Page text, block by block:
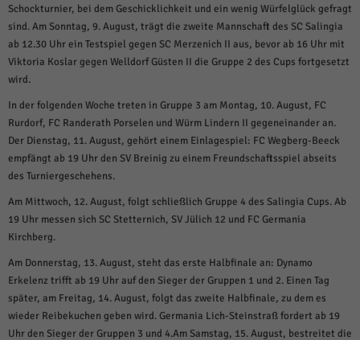
Schockturnier, bei dem Geschicklichkeit und ein wenig Würfelglück gefragt
sind. Am Sonntag, 9. August, trägt die zweite Mannschaft des SC Salingia
ab 12.30 Uhr ein Testspiel gegen SC Merzenich II aus, bevor ab 16 Uhr mit
Viktoria Koslar gegen Welldorf Güsten II die Gruppe 2 des Cups fortgesetzt
wird.
In der folgenden Woche treten in Gruppe 3 am Montag, 10. August, FC
Rurdorf, FC Randerath Porselen und Würm Lindern II gegeneinander an.
Der Dienstag, 11. August, gehört einem Einlagespiel: FC Wegberg-Beeck
empfängt ab 19 Uhr den SV Breinig zu einem Freundschaftsspiel abseits
des Turniergeschehens.
Am Mittwoch, 12. August, folgt schließlich Gruppe 4 des Salingia Cups. Ab
19 Uhr messen sich SC Stetternich, SV Jülich 12 und FC Germania
Kirchberg.
Am Donnerstag, 13. August, steht das erste Halbfinale an: Dynamo
Erkelenz trifft ab 19 Uhr auf den Sieger der Gruppen 1 und 2. Einen Tag
später, am Freitag, 14. August, folgt das zweite Halbfinale, zu dem es
wieder Reibekuchen geben wird. Germania Lich-Steinstraß fordert ab 19
Uhr den Sieger der Gruppen 3 und 4.Am Samstag, 15. August, bestreitet die
auswählen.
Alle akzeptieren Speichern und weiter
Datenschutzeinstellungen
Essenziell (1)
Essenzielle Cookies ermöglichen grundlegende Funktionen und sind für die
einwandfreie Funktion der Website erforderlich.
Statistiken (1)
Statistik Cookies erfassen Informationen anonym. Diese Informationen helfen
Cookie-Informationen anzeigen
Marketing (1)
Marketing-Cookies werden von Drittanbietern oder Publishern verwendet,